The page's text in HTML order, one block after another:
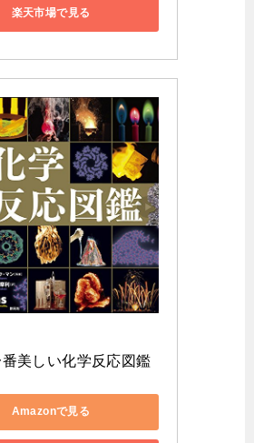
楽天市場で見る
美しい化学反応図鑑
Amazonで見る